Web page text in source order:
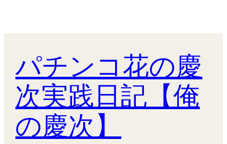
パチンコ花の慶
次実践日記【俺
の慶次】